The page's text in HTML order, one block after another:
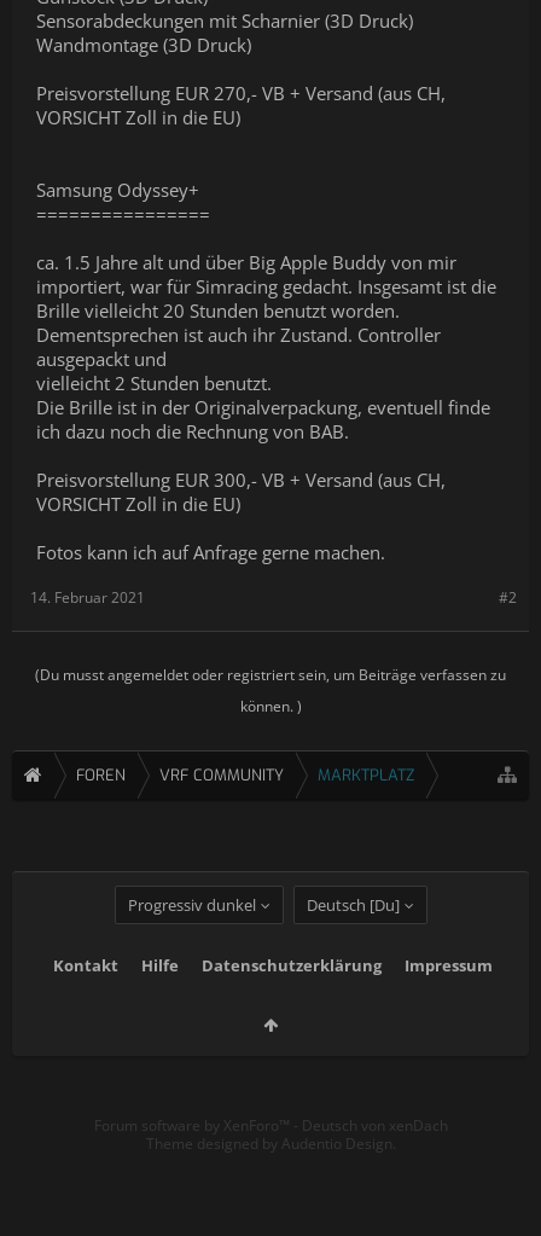
Sensorabdeckungen mit Scharnier (3D Druck)
Wandmontage (3D Druck)
Preisvorstellung EUR 270,- VB + Versand (aus CH,
VORSICHT Zoll in die EU)
Samsung Odyssey+
================
ca. 1.5 Jahre alt und über Big Apple Buddy von mir
importiert, war für Simracing gedacht. Insgesamt ist die
Brille vielleicht 20 Stunden benutzt worden.
Dementsprechen ist auch ihr Zustand. Controller
ausgepackt und
vielleicht 2 Stunden benutzt.
Die Brille ist in der Originalverpackung, eventuell finde
ich dazu noch die Rechnung von BAB.
Preisvorstellung EUR 300,- VB + Versand (aus CH,
VORSICHT Zoll in die EU)
Fotos kann ich auf Anfrage gerne machen.
#2
14. Februar 2021
(Du musst angemeldet oder registriert sein, um Beiträge verfassen zu
können. )
FOREN VRF COMMUNITY MARKTPLATZ
Progressiv dunkel Deutsch [Du]
Kontakt Hilfe Datenschutzerklärung Impressum
Forum software by XenForo™ - Deutsch von xenDach
Theme designed by Audentio Design.